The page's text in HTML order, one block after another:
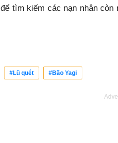
tìm kiếm các nạn nhân
#Lũ quét #Bão Yagi